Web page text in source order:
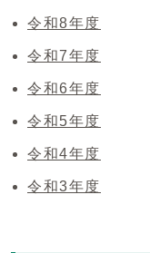
令和8年度
令和7年度
令和6年度
令和5年度
令和4年度
令和3年度